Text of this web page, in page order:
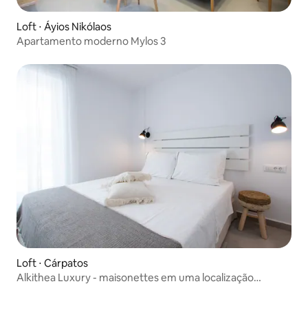
Loft ⋅ Áyios Nikólaos
Apartamento moderno Mylos 3
Loft ⋅ Cárpatos
Alkithea Luxury - maisonettes em uma localização